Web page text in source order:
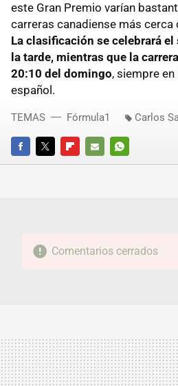
este Gran Premio varían
carreras canadiense más cerca
La clasificación se celebrará el
la tarde, mientras que la
20:10 del domingo, siempre
español.
FACEBOOKTWITTERFLIPBOARD
E-
WHATSAPP
TEMAS Fórmula1 Carlos
Comentarios cerrados